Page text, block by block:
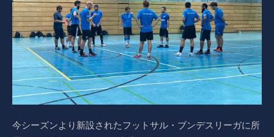
今シーズンより新設されたフットサル・ブンデスリーガに所